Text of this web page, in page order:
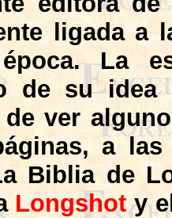
ligada a
La
de su
de ver
a las
Biblia de
Longshoty